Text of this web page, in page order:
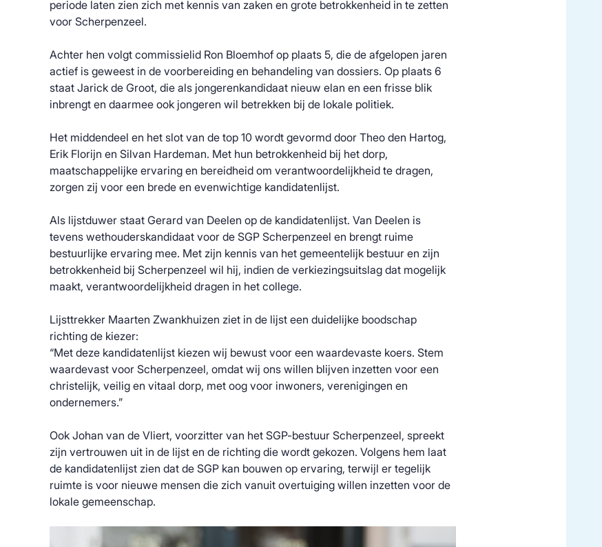
periode laten zien zich met kennis van zaken en grote betrokkenheid in te zetten
voor Scherpenzeel.
Achter hen volgt commissielid Ron Bloemhof op plaats 5, die de afgelopen jaren
actief is geweest in de voorbereiding en behandeling van dossiers. Op plaats 6
staat Jarick de Groot, die als jongerenkandidaat nieuw elan en een frisse blik
inbrengt en daarmee ook jongeren wil betrekken bij de lokale politiek.
Het middendeel en het slot van de top 10 wordt gevormd door Theo den Hartog,
Erik Florijn en Silvan Hardeman. Met hun betrokkenheid bij het dorp,
maatschappelijke ervaring en bereidheid om verantwoordelijkheid te dragen,
zorgen zij voor een brede en evenwichtige kandidatenlijst.
Als lijstduwer staat Gerard van Deelen op de kandidatenlijst. Van Deelen is
tevens wethouderskandidaat voor de SGP Scherpenzeel en brengt ruime
bestuurlijke ervaring mee. Met zijn kennis van het gemeentelijk bestuur en zijn
betrokkenheid bij Scherpenzeel wil hij, indien de verkiezingsuitslag dat mogelijk
maakt, verantwoordelijkheid dragen in het college.
Lijsttrekker Maarten Zwankhuizen ziet in de lijst een duidelijke boodschap
richting de kiezer:
“Met deze kandidatenlijst kiezen wij bewust voor een waardevaste koers. Stem
waardevast voor Scherpenzeel, omdat wij ons willen blijven inzetten voor een
christelijk, veilig en vitaal dorp, met oog voor inwoners, verenigingen en
ondernemers.”
Ook Johan van de Vliert, voorzitter van het SGP-bestuur Scherpenzeel, spreekt
zijn vertrouwen uit in de lijst en de richting die wordt gekozen. Volgens hem laat
de kandidatenlijst zien dat de SGP kan bouwen op ervaring, terwijl er tegelijk
ruimte is voor nieuwe mensen die zich vanuit overtuiging willen inzetten voor de
lokale gemeenschap.